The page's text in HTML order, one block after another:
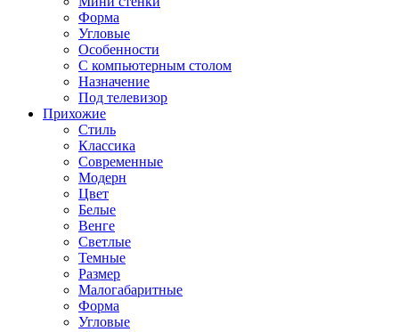
Форма
Угловые
Особенности
С компьютерным столом
Назначение
Под телевизор
Прихожие
Стиль
Классика
Современные
Модерн
Цвет
Белые
Венге
Светлые
Темные
Размер
Малогабаритные
Форма
Угловые